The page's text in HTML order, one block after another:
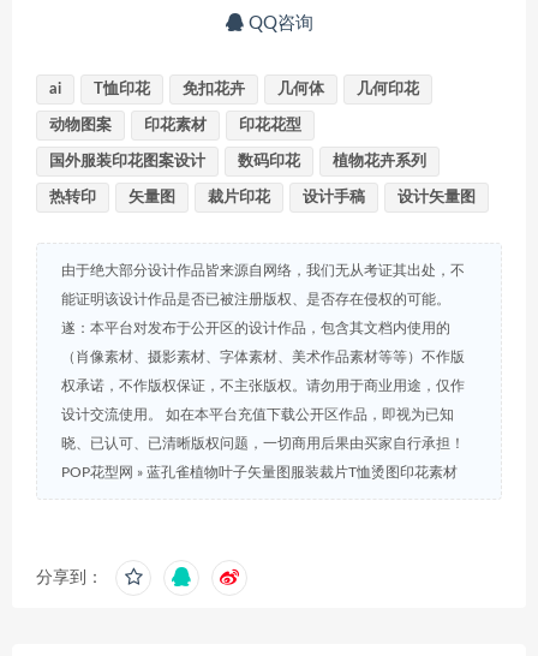
QQ咨询
ai T恤印花 免扣花卉 几何体 几何印花
动物图案 印花素材 印花花型
国外服装印花图案设计 数码印花 植物花卉系列
热转印 矢量图 裁片印花 设计手稿 设计矢量图
由于绝大部分设计作品皆来源自网络，我们无从考证其出处，不
能证明该设计作品是否已被注册版权、是否存在侵权的可能。
遂：本平台对发布于公开区的设计作品，包含其文档内使用的
（肖像素材、摄影素材、字体素材、美术作品素材等等）不作版
权承诺，不作版权保证，不主张版权。请勿用于商业用途，仅作
设计交流使用。 如在本平台充值下载公开区作品，即视为已知
晓、已认可、已清晰版权问题，一切商用后果由买家自行承担！
POP花型网 » 蓝孔雀植物叶子矢量图服装裁片T恤烫图印花素材
分享到：